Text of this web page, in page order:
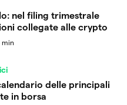
nel filing trimestrale
collegate alle crypto
min
delle principali
in borsa